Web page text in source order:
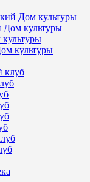
Дом культуры
Дом культуры
культуры
клуб